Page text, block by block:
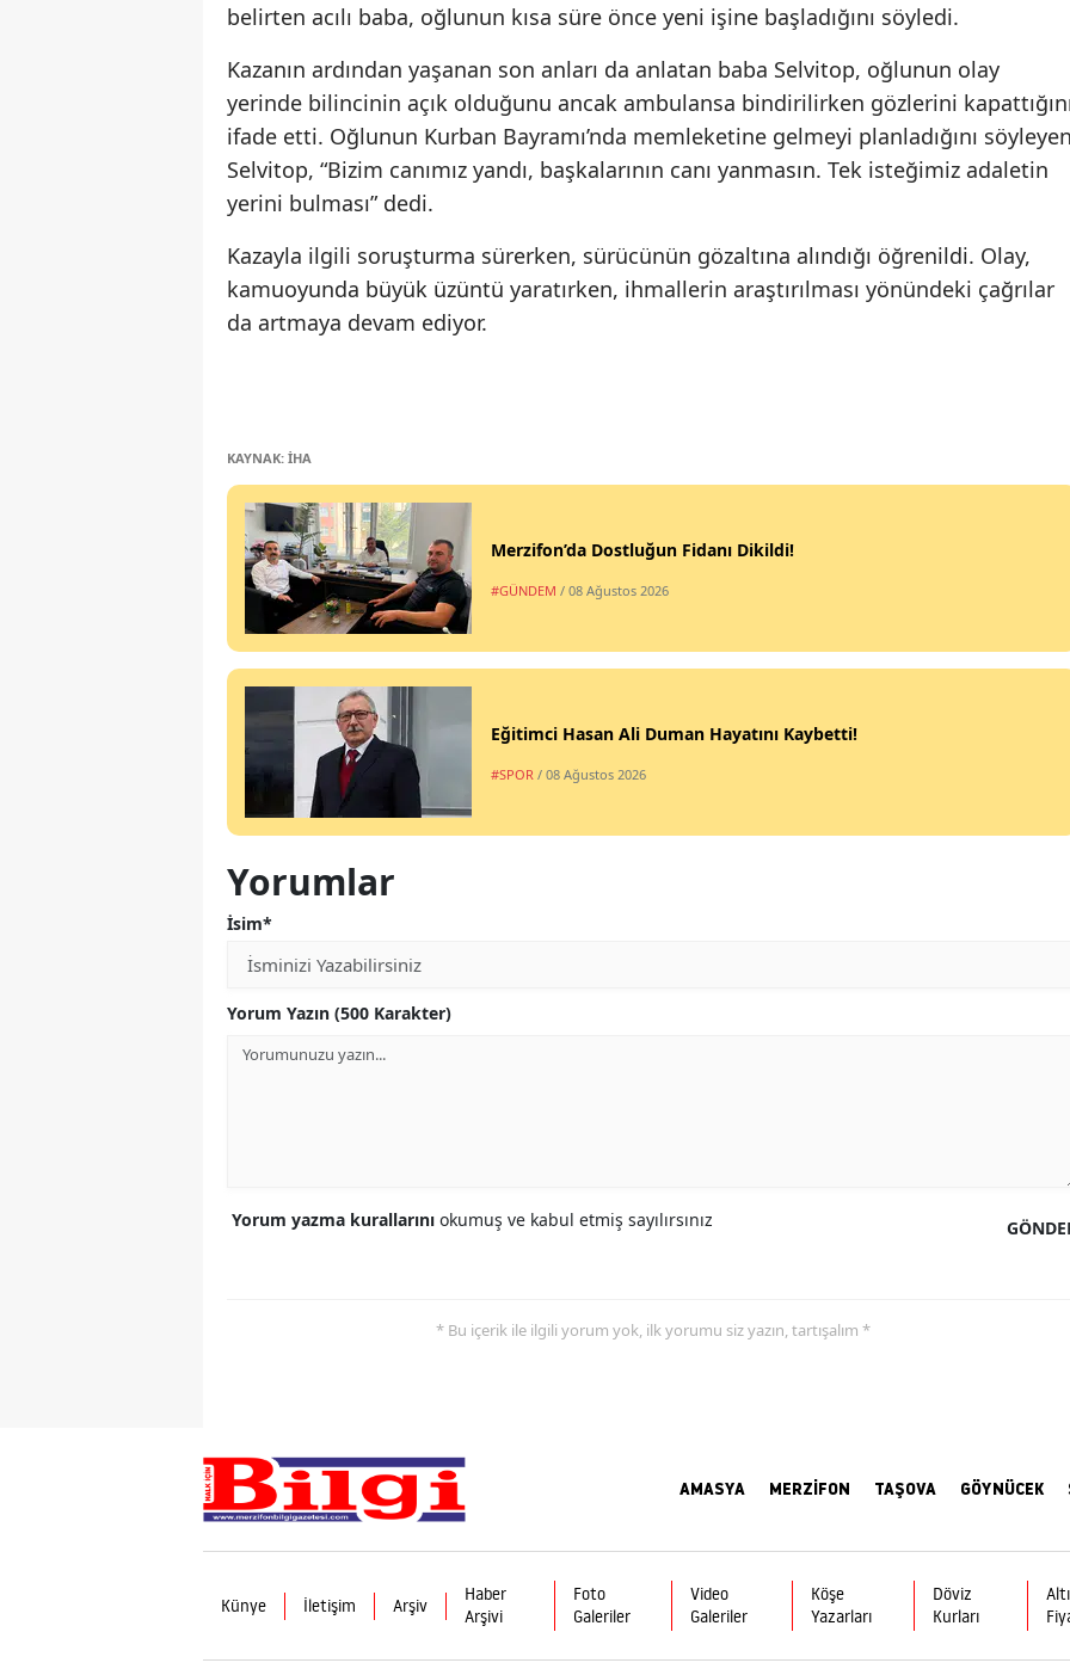
belirten acılı baba, oğlunun kısa süre önce yeni işine başladığını söyledi.
Kazanın ardından yaşanan son anları da anlatan baba Selvitop, oğlunun olay
yerinde bilincinin açık olduğunu ancak ambulansa bindirilirken gözlerini
ifade etti. Oğlunun Kurban Bayramı’nda memleketine gelmeyi planladığını söyleyen
Selvitop, “Bizim canımız yandı, başkalarının canı yanmasın. Tek isteğimiz adaletin
yerini bulması” dedi.
Kazayla ilgili soruşturma sürerken, sürücünün gözaltına alındığı öğrenildi. Olay,
kamuoyunda büyük üzüntü yaratırken, ihmallerin araştırılması yönündeki çağrılar
da artmaya devam ediyor.
KAYNAK: İHA
Merzifon’da Dostluğun Fidanı Dikildi!
#GÜNDEM / 08 Ağustos 2026
Eğitimci Hasan Ali Duman Hayatını Kaybetti!
#SPOR / 08 Ağustos 2026
Yorumlar
İsim*
Yorum Yazın (500 Karakter)
Yorum yazma kurallarını okumuş ve kabul etmiş sayılırsınız
* Bu içerik ile ilgili yorum yok, ilk yorumu siz yazın, tartışalım *
AMASYA MERZİFON TAŞOVA GÖYNÜCEK
Künye İletişim Arşiv
Haber
Arşivi
Foto
Galeriler
Video
Galeriler
Köşe
Yazarları
Döviz
Kurları